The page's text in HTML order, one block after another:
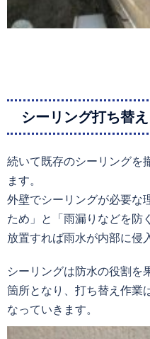
シーリング打ち替え
続いて既存のシーリングを
ます。
外壁でシーリングが必要な
ため」と「雨漏りなどを防
放置すれば雨水が内部に侵
シーリングは防水の役割を
箇所となり、打ち替え作業
なっていきます。